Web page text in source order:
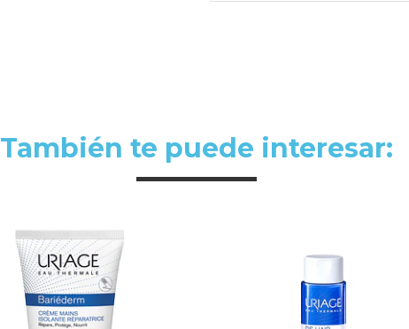
También te puede interesar: